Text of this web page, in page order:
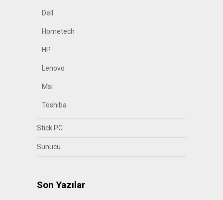
Dell
Hometech
HP
Lenovo
Msi
Toshiba
Stick PC
Sunucu
Son Yazılar